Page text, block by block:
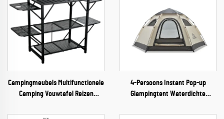
Campingmeubels Multifunctionele
Camping Vouwtafel Reizen
Opbergtafel
4-Persoons Instant Pop-up
Glampingtent Waterdichte